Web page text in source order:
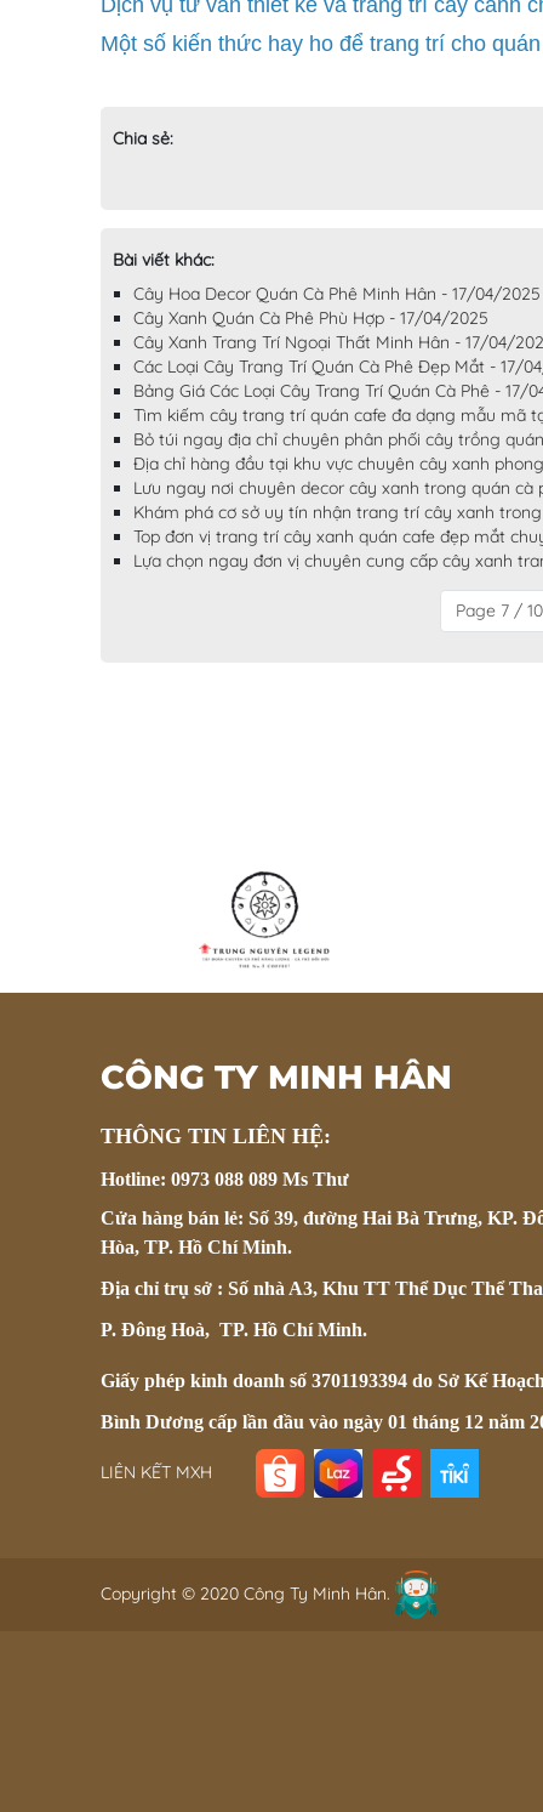
Dịch vụ tư vấn thiết kế và trang trí cây cảnh
Một số kiến thức hay ho để trang trí cho
Chia sẻ:
Bài viết khác:
Cây Hoa Decor Quán Cà Phê Minh Hân - 17/04/2025
Cây Xanh Quán Cà Phê Phù Hợp - 17/04/2025
Cây Xanh Trang Trí Ngoại Thất Minh Hân - 17/04/
Các Loại Cây Trang Trí Quán Cà Phê Đẹp Mắt - 17/
Bảng Giá Các Loại Cây Trang Trí Quán Cà Phê - 17/
Tìm kiếm cây trang trí quán cafe đa dạng mẫu mã
Bỏ túi ngay địa chỉ chuyên phân phối cây trồng
Địa chỉ hàng đầu tại khu vực chuyên cây xanh
Lưu ngay nơi chuyên decor cây xanh trong quán
Khám phá cơ sở uy tín nhận trang trí cây xanh
Top đơn vị trang trí cây xanh quán cafe đẹp mắt
Lựa chọn ngay đơn vị chuyên cung cấp cây xanh
Page 7 / 10
CÔNG TY MINH HÂN
THÔNG TIN LIÊN HỆ:
Hotline: 0973 088 089 Ms Thư
Cửa hàng bán lẻ: Số 39, đường Hai Bà Trưng, KP.
Hòa, TP. Hồ Chí Minh.
Địa chỉ trụ sở : Số nhà A3, Khu TT Thể Dục Thể
P. Đông Hoà, TP. Hồ Chí Minh.
Giấy phép kinh doanh số 3701193394 do Sở Kế
Bình Dương cấp lần đầu vào ngày 01 tháng 12 năm
LIÊN KẾT MXH
Copyright © 2020 Công Ty Minh Hân.